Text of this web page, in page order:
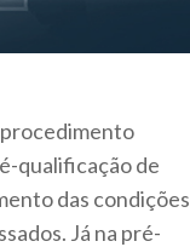
qualificação de
das condições
Já na pré-